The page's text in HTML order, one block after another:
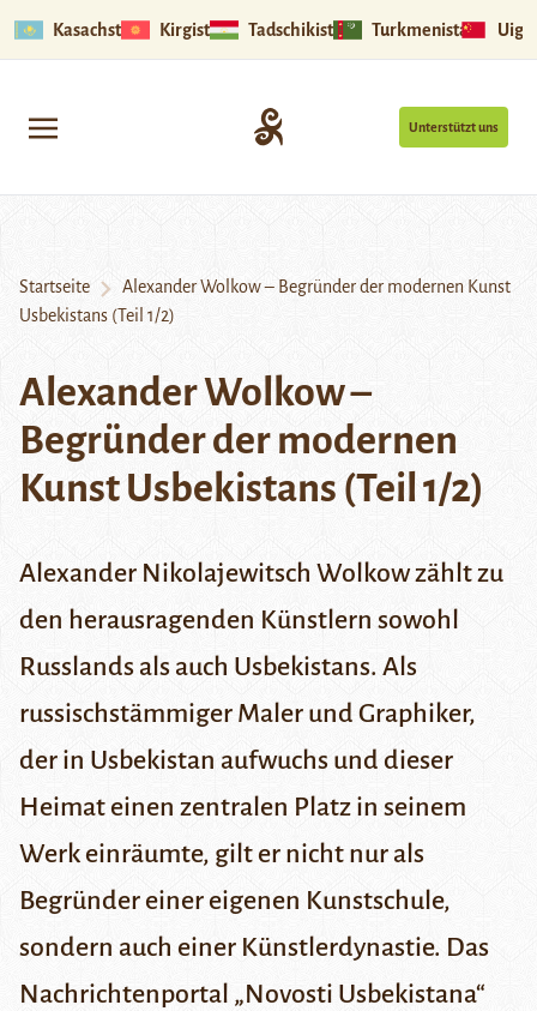
Kasachstan Kirgistan Tadschikistan Turkmenistan
Unterstützt uns
Startseite
Alexander Wolkow – Begründer der modernen Kunst
Usbekistans (Teil 1/2)
Alexander Wolkow –
Begründer der modernen
Kunst Usbekistans (Teil 1/2)
Alexander Nikolajewitsch Wolkowzählt zu
den herausragenden Künstlern sowohl
Russlands als auch Usbekistans. Als
russischstämmiger Maler und Graphiker,
der in Usbekistan aufwuchs und dieser
Heimat einen zentralen Platz in seinem
Werk einräumte, gilt er nicht nur als
Begründer einer eigenen Kunstschule,
sondern auch einer Künstlerdynastie. Das
Nachrichtenportal „Novosti Usbekistana“